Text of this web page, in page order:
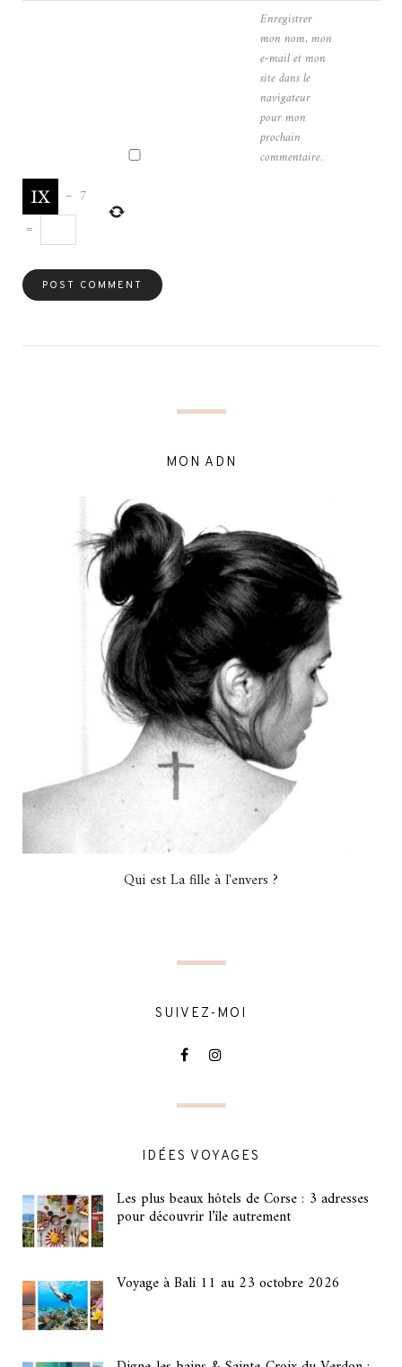
Enregistrer
mon nom, mon
e-mail et mon
site dans le
navigateur
pour mon
prochain
commentaire.
− 7
=
MON ADN
Qui est La fille à l'envers ?
SUIVEZ-MOI
IDÉES VOYAGES
Les plus beaux hôtels de Corse : 3 adresses
pour découvrir l’île autrement
Voyage à Bali 11 au 23 octobre 2026